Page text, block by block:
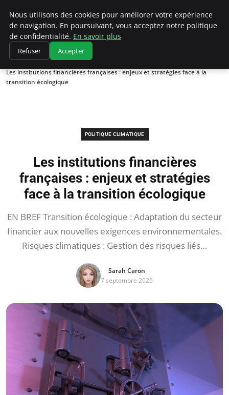
Climatedebtagents
Accueil
Politique climatique
Les institutions financières françaises : enjeux et stratégies face à la
transition écologique
POLITIQUE CLIMATIQUE
Les institutions financières
françaises : enjeux et stratégies
face à la transition écologique
EN BREF Transition écologique : Adaptation du secteur
financier aux nouvelles exigences environnementales.
Risques climatiques : Gestion des risques liés…
Sarah Caron
7 septembre 2025
Nous utilisons des cookies pour améliorer votre expérience
de navigation. En poursuivant, vous acceptez notre politique
de confidentialité. En savoir plus
Refuser Accepter